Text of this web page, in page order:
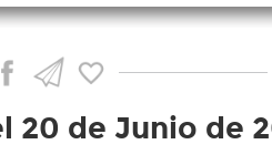
20 de Junio de